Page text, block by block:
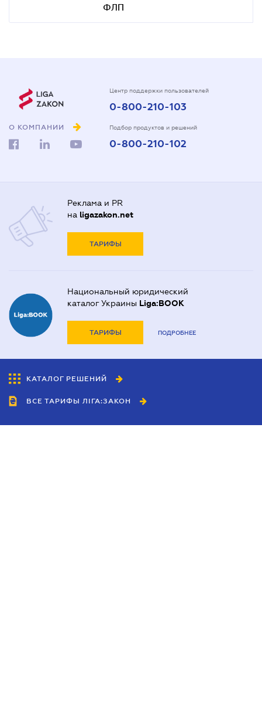
ФЛП
О КОМПАНИИ
Центр поддержки пользователей
0-800-210-103
Подбор продуктов и решений
0-800-210-102
Реклама и PR
на ligazakon.net
ТАРИФЫ
Национальный юридический
каталог Украины Liga:BOOK
ТАРИФЫ ПОДРОБНЕЕ
КАТАЛОГ РЕШЕНИЙ
ВСЕ ТАРИФЫ ЛІГА:ЗАКОН